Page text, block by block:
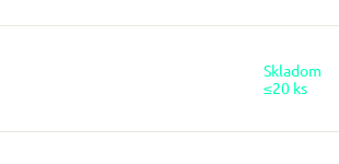
Skladom
≤20 ks